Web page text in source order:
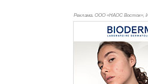
Реклама. ООО «НАОС Восток»,